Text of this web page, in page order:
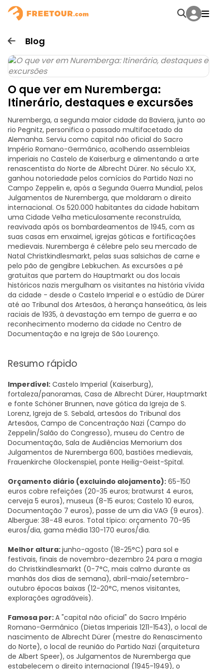
Blog
O que ver em Nuremberga:
Itinerário, destaques e excursões
Nuremberga, a segunda maior cidade da Baviera, junto ao
rio Pegnitz, personifica o passado multifacetado da
Alemanha. Serviu como capital não oficial do Sacro
Império Romano-Germânico, acolhendo assembleias
imperiais no Castelo de Kaiserburg e alimentando a arte
renascentista do Norte de Albrecht Dürer. No século XX,
ganhou notoriedade pelos comícios do Partido Nazi no
Campo Zeppelin e, após a Segunda Guerra Mundial, pelos
Julgamentos de Nuremberga, que moldaram o direito
internacional. Os 520.000 habitantes da cidade habitam
uma Cidade Velha meticulosamente reconstruída,
reavivada após os bombardeamentos de 1945, com as
suas casas em enxaimel, igrejas góticas e fortificações
medievais. Nuremberga é célebre pelo seu mercado de
Natal Christkindlesmarkt, pelas suas salsichas de carne e
pelo pão de gengibre Lebkuchen. As excursões a pé
gratuitas que partem do Hauptmarkt ou dos locais
históricos nazis mergulham os visitantes na história vívida
da cidade - desde o Castelo Imperial e o estúdio de Dürer
até ao Tribunal dos Artesãos, à herança hanseática, às leis
raciais de 1935, à devastação em tempo de guerra e ao
reconhecimento moderno da cidade no Centro de
Documentação e na Igreja de São Lourenço.
Resumo rápido
Imperdível: Castelo Imperial (Kaiserburg),
fortaleza/panoramas, Casa de Albrecht Dürer, Hauptmarkt
e fonte Schöner Brunnen, nave gótica da Igreja de S.
Lorenz, Igreja de S. Sebald, artesãos do Tribunal dos
Artesãos, Campo de Concentração Nazi (Campo do
Zeppelin/Salão do Congresso), museu do Centro de
Documentação, Sala de Audiências Memorium dos
Julgamentos de Nuremberga 600, bastiões medievais,
Frauenkirche Glockenspiel, ponte Heilig-Geist-Spital.
Orçamento diário (excluindo alojamento): 65-150
euros cobre refeições (20-35 euros; bratwurst 4 euros,
cerveja 5 euros), museus (8-15 euros; Castelo 10 euros,
Documentação 7 euros), passe de um dia VAG (9 euros).
Albergue: 38-48 euros. Total típico: orçamento 70-95
euros/dia, gama média 130-170 euros/dia.
Melhor altura:junho-agosto (18-25°C) para sol e
festivais, finais de novembro-dezembro 24 para a magia
do Christkindlesmarkt (0-7°C, mais calmo durante as
manhãs dos dias de semana), abril-maio/setembro-
outubro épocas baixas (12-20°C, menos visitantes,
explorações agradáveis).
Famosa por:A "capital não oficial" do Sacro Império
Romano-Germânico (Dietas Imperiais 1211-1543), o local de
nascimento de Albrecht Dürer (mestre do Renascimento
do Norte), o local de reunião do Partido Nazi (arquitetura
de Albert Speer), os Julgamentos de Nuremberga que
estabelecem o direito internacional (1945-1949), o